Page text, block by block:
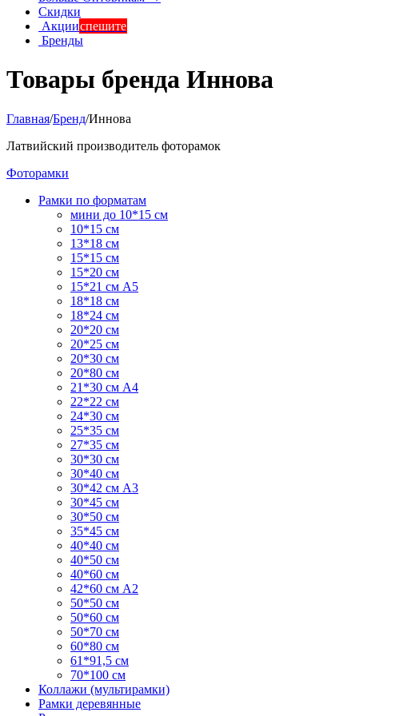
Скидки
Акцииспешите
Бренды
Товары бренда Иннова
Главная/Бренд/Иннова
Латвийский производитель фоторамок
Фоторамки
Рамки по форматам
мини до 10*15 см
10*15 см
13*18 см
15*15 см
15*20 см
15*21 см А5
18*18 см
18*24 см
20*20 см
20*25 см
20*30 см
20*80 см
21*30 см А4
22*22 см
24*30 см
25*35 см
27*35 см
30*30 см
30*40 см
30*42 см А3
30*45 см
30*50 см
35*45 см
40*40 см
40*50 см
40*60 см
42*60 см А2
50*50 см
50*60 см
50*70 см
60*80 см
61*91,5 см
70*100 см
Коллажи (мультирамки)
Рамки деревянные